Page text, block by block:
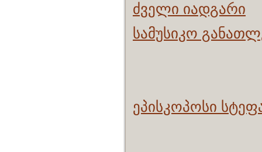
ძველი იადგარი
სამუსიკო
ეპისკოპოსი